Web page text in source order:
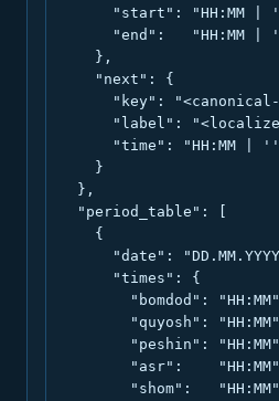
"start": "HH:MM |
"end":   "HH:MM |
    },
    "next": {
"key":
"label":
"time": "HH:MM |
    }
  },
  "period_table": [
    {
"date":
      "times": {
"bomdod":
"quyosh":
"peshin":
"asr":
"shom":